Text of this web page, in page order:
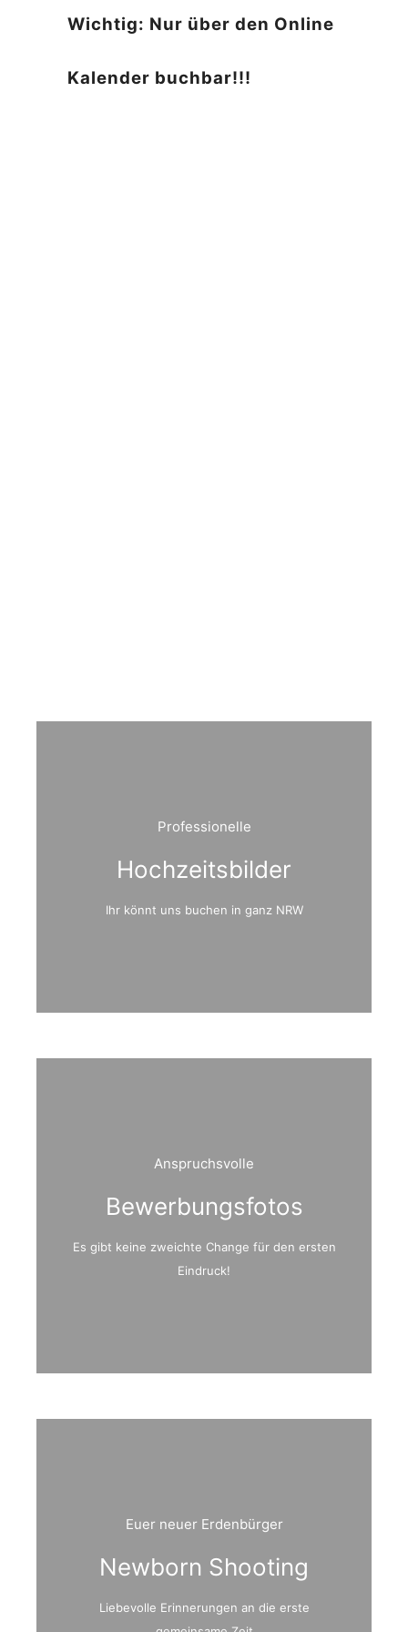
Wichtig: Nur über den Online
Kalender buchbar!!!
Professionelle
Hochzeitsbilder
Ihr könnt uns buchen in ganz NRW
Anspruchsvolle
Bewerbungsfotos
Es gibt keine zweichte Change für den ersten
Eindruck!
Euer neuer Erdenbürger
Newborn Shooting
Liebevolle Erinnerungen an die erste